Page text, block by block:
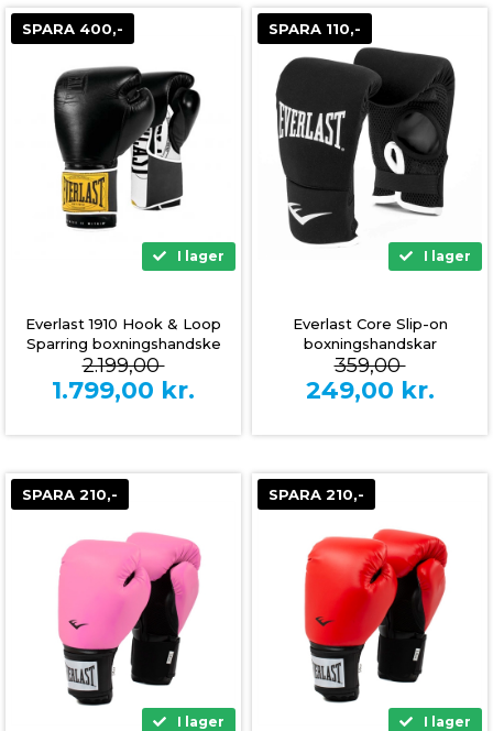
SPARA 400,-
I lager
Everlast 1910 Hook & Loop
Sparring boxningshandske
(svart)
2.199,00
1.799,00 kr.
SPARA 110,-
I lager
Everlast Core Slip-on
boxningshandskar
359,00
249,00 kr.
SPARA 210,-
I lager
SPARA 210,-
I lager